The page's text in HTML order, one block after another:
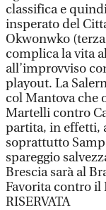
classifica e
insperato del
Okwonwko
complica la vita
all’improvviso
playout. La
col Mantova che
Martelli contro
partita, in effetti,
soprattutto
spareggio
Brescia sarà al
Favorita contro il
RISERVATA